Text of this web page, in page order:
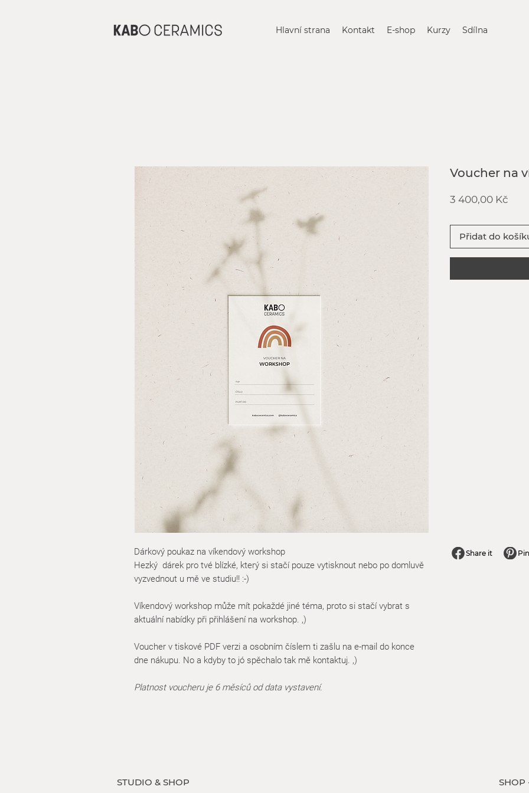
Hlavní strana Kontakt E-shop Kurzy Sdílna
Dárkový poukaz na víkendový workshop
Hezký dárek pro tvé blízké, který si stačí pouze vytisknout nebo po domluvě
vyzvednout u mě ve studiu!! :-)
Víkendový workshop může mít pokaždé jiné téma, proto si stačí vybrat s
aktuální nabídky při přihlášení na workshop. ,)
Voucher v tiskové PDF verzi a osobním číslem ti zašlu na e-mail do konce
dne nákupu. No a kdyby to jó spěchalo tak mě kontaktuj. ,)
Platnost voucheru je 6 měsíců od data vystavení.
Voucher na
3 400,00 Kč
Přidat do
Share it
STUDIO & SHOP SHOP